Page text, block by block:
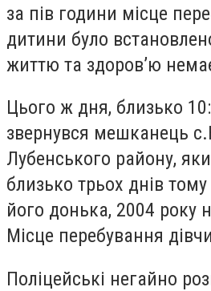
за пів години місце
дитини було
життю та здоров’ю
Цього ж дня, близько
звернувся мешканець
Лубенського району,
близько трьох днів
його донька, 2004 року
Місце перебування
Поліцейські негайно